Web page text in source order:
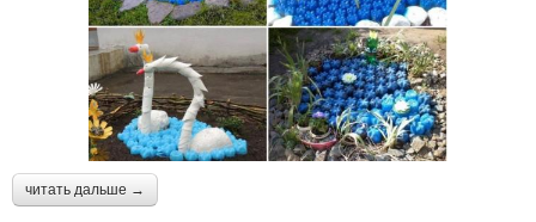
читать дальше →